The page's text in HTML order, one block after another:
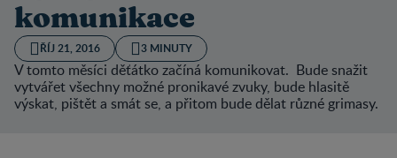
komunikace
ŘÍJ 21, 2016 3 MINUTY
V tomto měsíci děťátko začíná komunikovat. Bude snažit
vytvářet všechny možné pronikavé zvuky, bude hlasitě
výskat, pištět a smát se, a přitom bude dělat různé grimasy.